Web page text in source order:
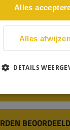
1-3 werkdagen
Alles
Alles
DETAILS